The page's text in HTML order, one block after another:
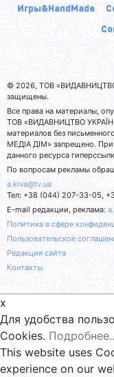
Игры&HandMade
© 2026, ТОВ
защищены.
Все права на материалы,
ТОВ «ВИДАВНИЦТВО
материалов без
МЕДІА ДІМ» запрещено.
данного ресурса
По вопросам рекламы
a.kiva@tv.ua
Тел: +38 (044) 207-33-05,
E-mail редакции, реклама:
Политика в сфере
Пользовательское
Редакция сайта
Контакты
x
Для удобства
Cookies.
This website uses
experience on our